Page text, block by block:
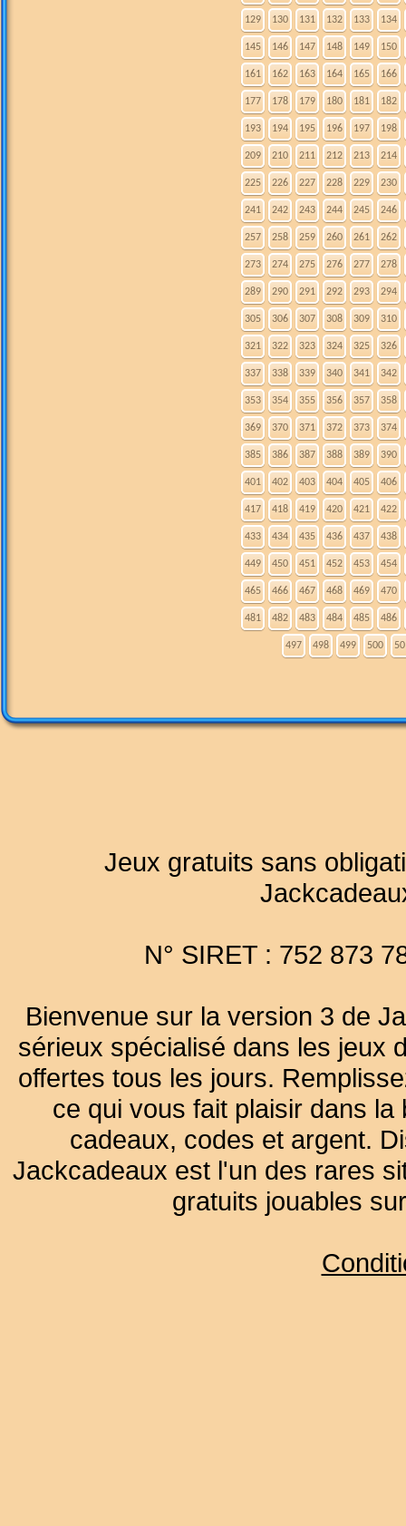
129 130 131 132 133 134
145 146 147 148 149 150
161 162 163 164 165 166
177 178 179 180 181 182
193 194 195 196 197 198
209 210 211 212 213 214
225 226 227 228 229 230
241 242 243 244 245 246
257 258 259 260 261 262
273 274 275 276 277 278
289 290 291 292 293 294
305 306 307 308 309 310
321 322 323 324 325 326
337 338 339 340 341 342
353 354 355 356 357 358
369 370 371 372 373 374
385 386 387 388 389 390
401 402 403 404 405 406
417 418 419 420 421 422
433 434 435 436 437 438
449 450 451 452 453 454
465 466 467 468 469 470
481 482 483 484 485 486
497 498 499 500
Jeux gratuits sans
N° SIRET : 752 873
Bienvenue sur la version 3 de
sérieux spécialisé dans les jeux
offertes tous les jours.
ce qui vous fait plaisir dans
cadeaux, codes et argent.
Jackcadeaux est l'un des rares
gratuits jouables